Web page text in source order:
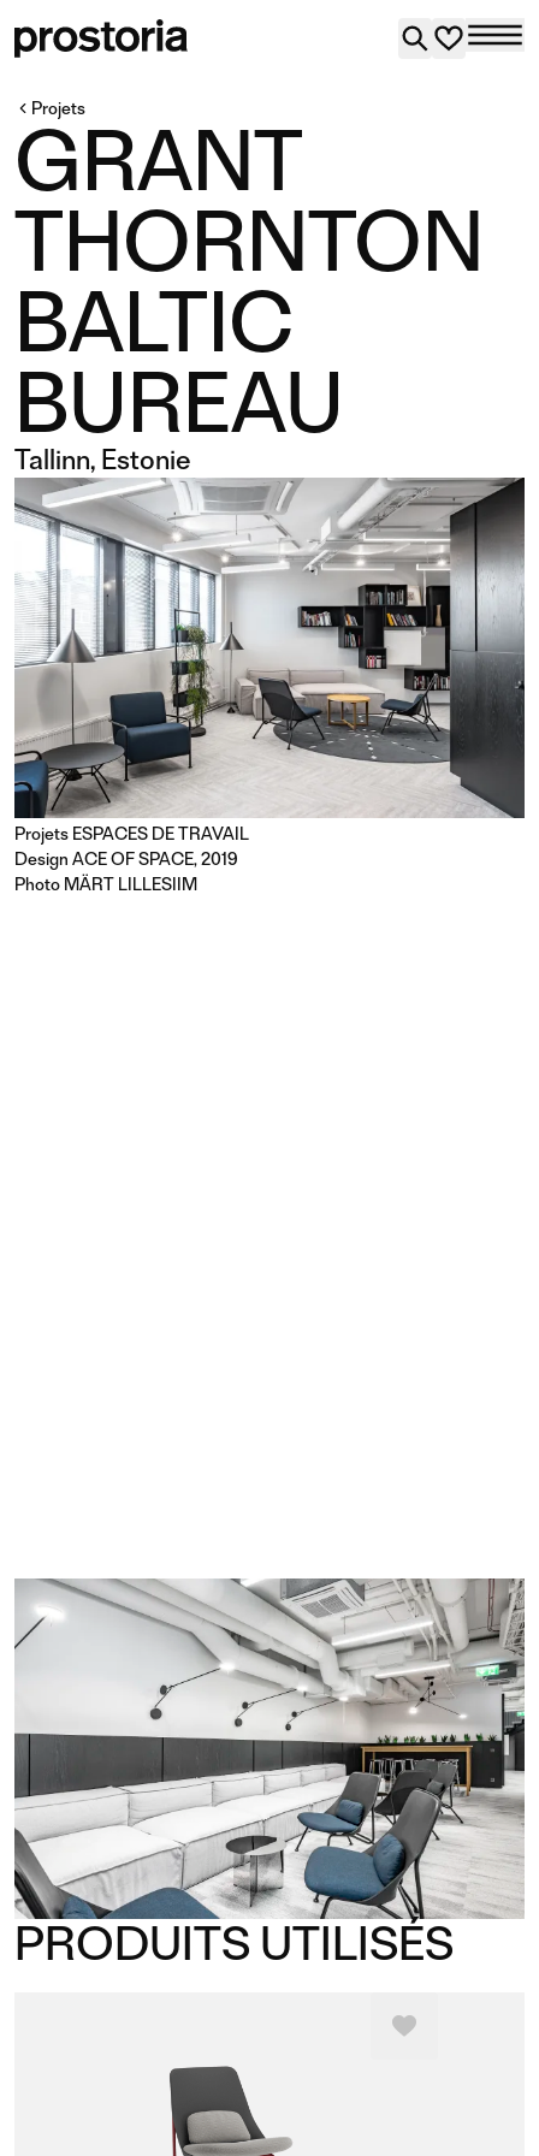
Projets
GRANT
THORNTON
BALTIC
BUREAU
Tallinn, Estonie
Projets ESPACES DE TRAVAIL
Design ACE OF SPACE, 2019
Photo MÄRT LILLESIIM
PRODUITS UTILISÉS